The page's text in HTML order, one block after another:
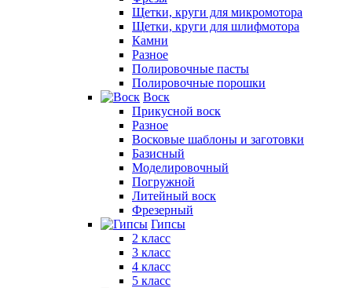
Щетки, круги для микромотора
Щетки, круги для шлифмотора
Камни
Разное
Полировочные пасты
Полировочные порошки
Воск
Прикусной воск
Разное
Восковые шаблоны и заготовки
Базисный
Моделировочный
Погружной
Литейный воск
Фрезерный
Гипсы
2 класс
3 класс
4 класс
5 класс